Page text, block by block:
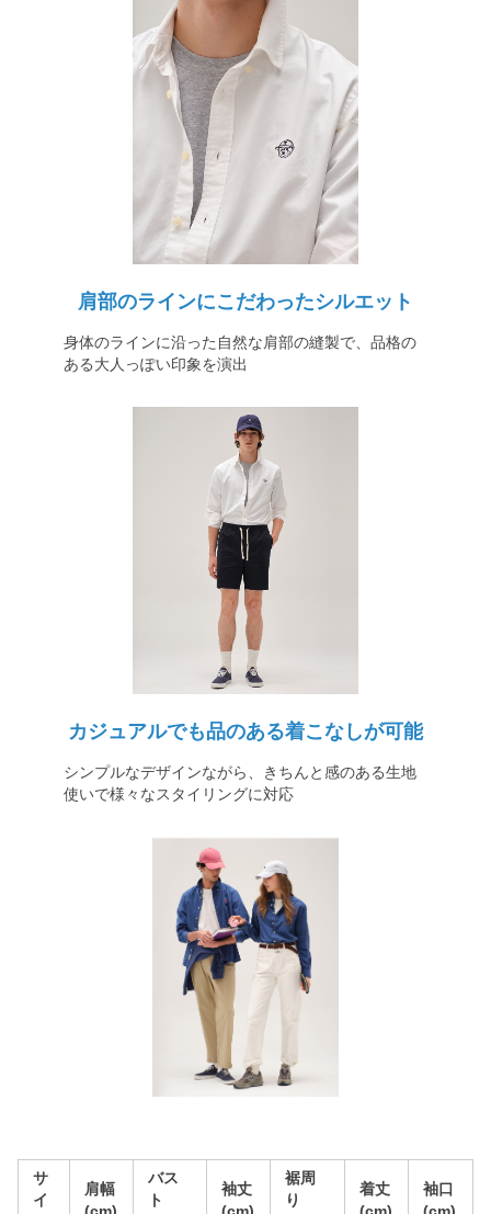
肩部のラインにこだわったシルエット
身体のラインに沿った自然な肩部の縫製で、品格の
ある大人っぽい印象を演出
カジュアルでも品のある着こなしが可能
シンプルなデザインながら、きちんと感のある生地
使いで様々なスタイリングに対応
サ
イ
肩幅
バス
ト
袖丈
裾周
り
着丈
袖口